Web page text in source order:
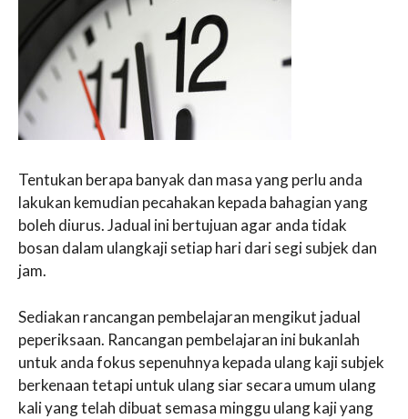
Tentukan berapa banyak dan masa yang perlu anda
lakukan kemudian pecahakan kepada bahagian yang
boleh diurus. Jadual ini bertujuan agar anda tidak
bosan dalam ulangkaji setiap hari dari segi subjek dan
jam.
Sediakan rancangan pembelajaran mengikut jadual
peperiksaan. Rancangan pembelajaran ini bukanlah
untuk anda fokus sepenuhnya kepada ulang kaji subjek
berkenaan tetapi untuk ulang siar secara umum ulang
kali yang telah dibuat semasa minggu ulang kaji yang